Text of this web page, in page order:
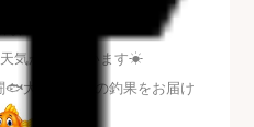
にちは!!
気が続いています☀
大人顔負けの釣果をお届け